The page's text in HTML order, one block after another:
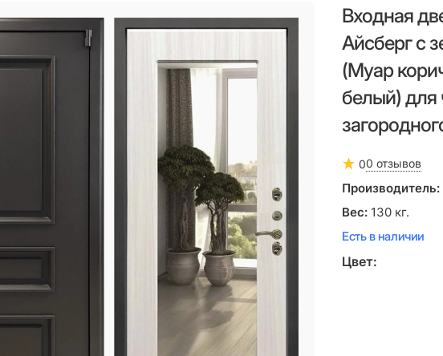
Входная
Айсберг с
(Муар
белый) для
00 отзывов
Производитель:
Вес: 130 кг.
Есть в наличии
Цвет: